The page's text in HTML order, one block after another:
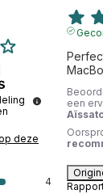
deze
4
een